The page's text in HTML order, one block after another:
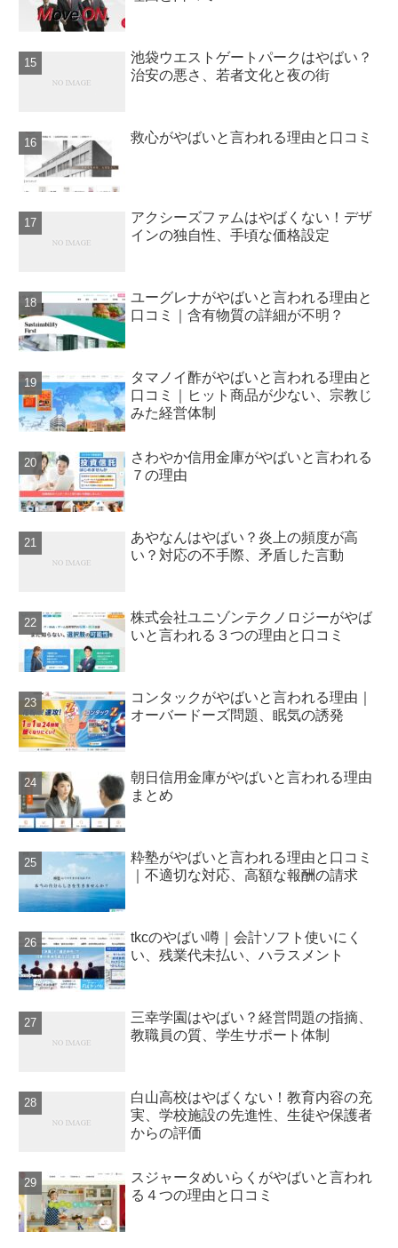
池袋ウエストゲートパークはやばい？
治安の悪さ、若者文化と夜の街
救心がやばいと言われる理由と口コミ
アクシーズファムはやばくない！デザ
インの独自性、手頃な価格設定
ユーグレナがやばいと言われる理由と
口コミ｜含有物質の詳細が不明？
タマノイ酢がやばいと言われる理由と
口コミ｜ヒット商品が少ない、宗教じ
みた経営体制
さわやか信用金庫がやばいと言われる
７の理由
あやなんはやばい？炎上の頻度が高
い？対応の不手際、矛盾した言動
株式会社ユニゾンテクノロジーがやば
いと言われる３つの理由と口コミ
コンタックがやばいと言われる理由｜
オーバードーズ問題、眠気の誘発
朝日信用金庫がやばいと言われる理由
まとめ
粋塾がやばいと言われる理由と口コミ
｜不適切な対応、高額な報酬の請求
tkcのやばい噂｜会計ソフト使いにく
い、残業代未払い、ハラスメント
三幸学園はやばい？経営問題の指摘、
教職員の質、学生サポート体制
白山高校はやばくない！教育内容の充
実、学校施設の先進性、生徒や保護者
からの評価
スジャータめいらくがやばいと言われ
る４つの理由と口コミ